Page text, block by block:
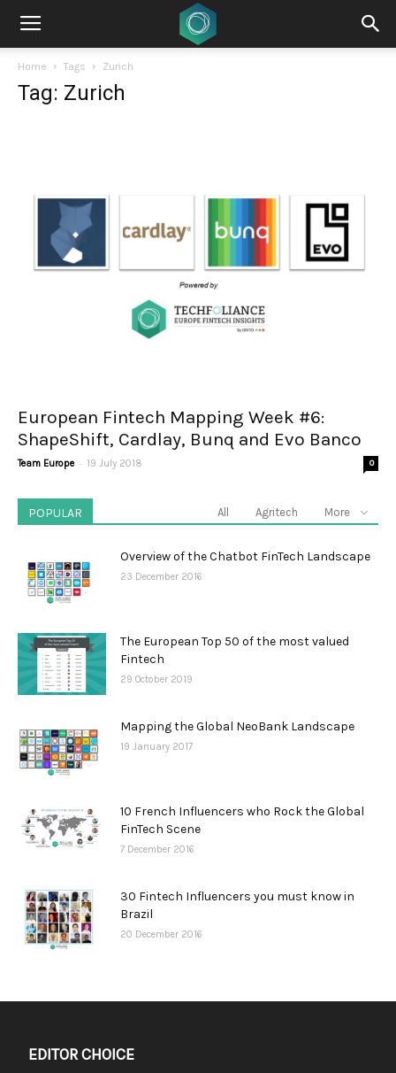
Home Tags Zurich
Tag: Zurich
European Fintech Mapping Week #6:
ShapeShift, Cardlay, Bunq and Evo Banco
Team Europe - 19 July 2018 0
POPULAR All Agritech More
Overview of the Chatbot FinTech Landscape
23 December 2016
The European Top 50 of the most valued
Fintech
29 October 2019
Mapping the Global NeoBank Landscape
19 January 2017
10 French Influencers who Rock the Global
FinTech Scene
7 December 2016
30 Fintech Influencers you must know in
Brazil
20 December 2016
EDITOR CHOICE